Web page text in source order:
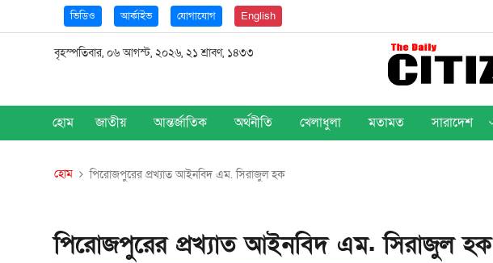
ভিডিও আর্কাইভ যোগাযোগ English
বৃহস্পতিবার, ০৬ আগস্ট, ২০২৬, ২১ শ্রাবণ, ১৪৩৩
হোম জাতীয় আন্তর্জাতিক অর্থনীতি খেলাধুলা মতামত সারাদেশ
হোম পিরোজপুরের প্রখ্যাত আইনবিদ এম. সিরাজুল হক
পিরোজপুরের প্রখ্যাত আইনবিদ এম. সিরাজুল হক